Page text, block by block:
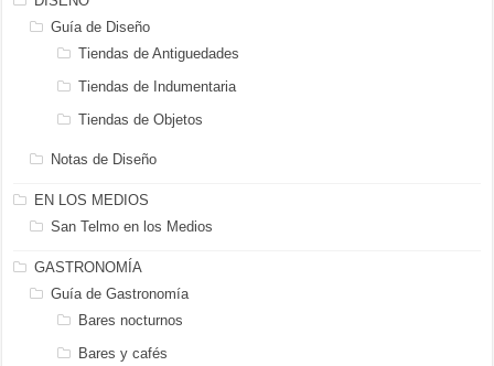
Guía de Diseño
Tiendas de Antiguedades
Tiendas de Indumentaria
Tiendas de Objetos
Notas de Diseño
EN LOS MEDIOS
San Telmo en los Medios
GASTRONOMÍA
Guía de Gastronomía
Bares nocturnos
Bares y cafés